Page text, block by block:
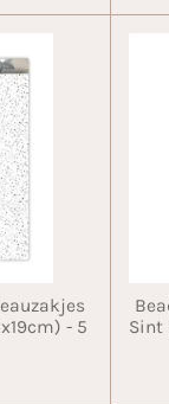
- 5
Sint